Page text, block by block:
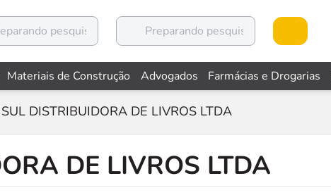
Materiais de Construção Advogados Farmácias e Drogarias
DISTRIBUIDORA DE LIVROS LTDA
DE LIVROS LTDA